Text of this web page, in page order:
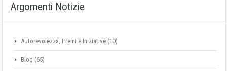
Argomenti Notizie
Autorevolezza, Premi e Iniziative (10)
Blog (65)